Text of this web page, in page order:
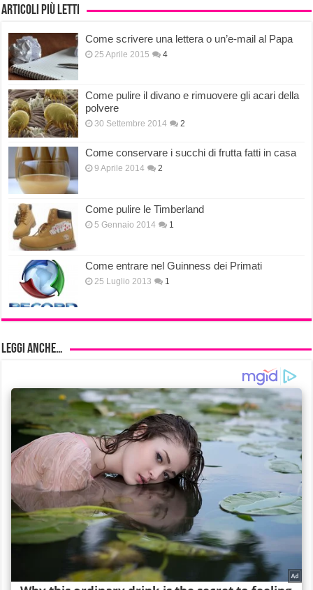
Articoli più letti
Come scrivere una lettera o un’e-mail al Papa
25 Aprile 2015 4
Come pulire il divano e rimuovere gli acari della
polvere
30 Settembre 2014 2
Come conservare i succhi di frutta fatti in casa
9 Aprile 2014 2
Come pulire le Timberland
5 Gennaio 2014 1
Come entrare nel Guinness dei Primati
25 Luglio 2013 1
Leggi anche…